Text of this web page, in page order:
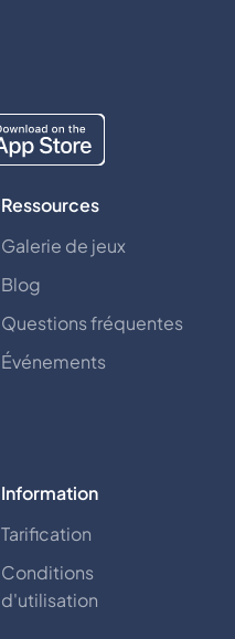
Ressources
Galerie de jeux
Blog
Questions fréquentes
Événements
Information
Tarification
Conditions
d'utilisation